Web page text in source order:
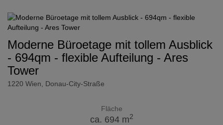
Moderne Büroetage mit tollem Ausblick
- 694qm - flexible Aufteilung - Ares
Tower
1220 Wien , Donau-City-Straße
Fläche
ca. 694 m2